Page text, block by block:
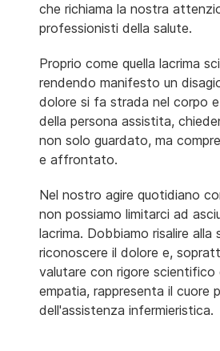
che richiama la nostra
professionisti della salute.
Proprio come quella lacrima
rendendo manifesto un
dolore si fa strada nel corpo
della persona assistita,
non solo guardato, ma
e affrontato.
Nel nostro agire quotidiano
non possiamo limitarci ad
lacrima. Dobbiamo risalire alla
riconoscere il dolore e,
valutare con rigore scientifico
empatia, rappresenta il cuore
dell'assistenza infermieristica.